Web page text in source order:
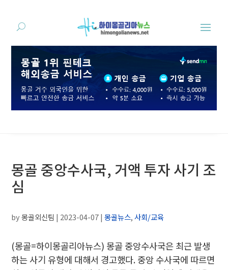
몽골 중앙수사국, 거액 투자 사기 조
심
by몽골외신팀 | 2023-04-07|몽골뉴스,사회/교육
(몽골=하이몽골리아뉴스) 몽골 중앙수사국은 최근 발생
하는 사기 유형에 대해서 경고했다. 중앙 수사국에 따르면